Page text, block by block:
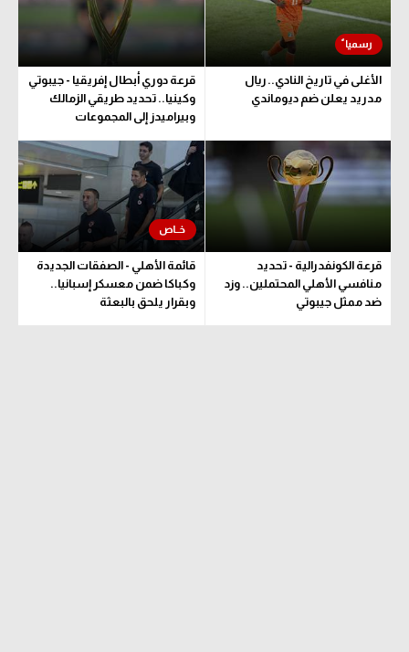
الوطن العربي
في المونديال
رياضة نسائية
أمريكا
ركن الألعاب
أقسام خاصة
Gamers
الأغلى في تاريخ النادي.. ريال
مدريد يعلن ضم ديوماندي
قرعة دوري أبطال إفريقيا - جيبوتي
وكينيا.. تحديد طريقي الزمالك
وبيراميدز إلى المجموعات
قرعة الكونفدرالية - تحديد
منافسي الأهلي المحتملين.. وزد
ضد ممثل جيبوتي
قائمة الأهلي - الصفقات الجديدة
وكباكا ضمن معسكر إسبانيا..
وبقرار يلحق بالبعثة